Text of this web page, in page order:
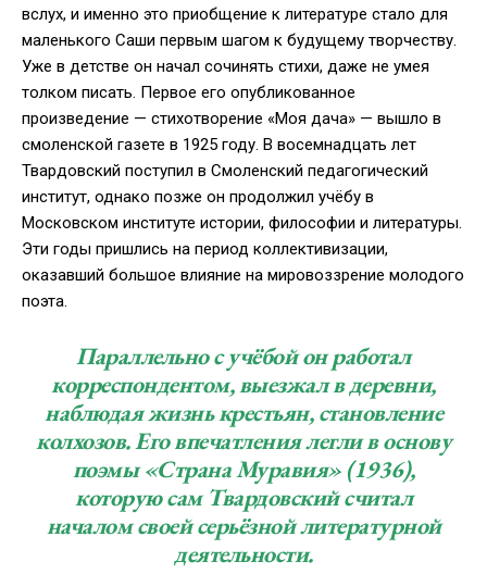
вслух, и именно это приобщение к литературе стало для
маленького Саши первым шагом к будущему творчеству.
Уже в детстве он начал сочинять стихи, даже не умея
толком писать. Первое его опубликованное
произведение — стихотворение «Моя дача» — вышло в
смоленской газете в 1925 году. В восемнадцать лет
Твардовский поступил в Смоленский педагогический
институт, однако позже он продолжил учёбу в
Московском институте истории, философии и литературы.
Эти годы пришлись на период коллективизации,
оказавший большое влияние на мировоззрение молодого
поэта.
Параллельно с учёбой он работал
корреспондентом, выезжал в деревни,
наблюдая жизнь крестьян, становление
колхозов. Его впечатления легли в основу
поэмы «Страна Муравия» (1936),
которую сам Твардовский считал
началом своей серьёзной литературной
деятельности.